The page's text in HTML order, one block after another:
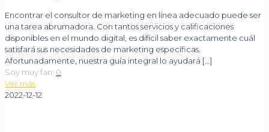
Encontrar el consultor de marketing en línea adecuado puede ser
una tarea abrumadora. Con tantos servicios y calificaciones
disponibles en el mundo digital, es difícil saber exactamente cuál
satisfará sus necesidades de marketing específicas.
Afortunadamente, nuestra guía integral lo ayudará […]
Soy muy fan: 0
Ver más
2022-12-12